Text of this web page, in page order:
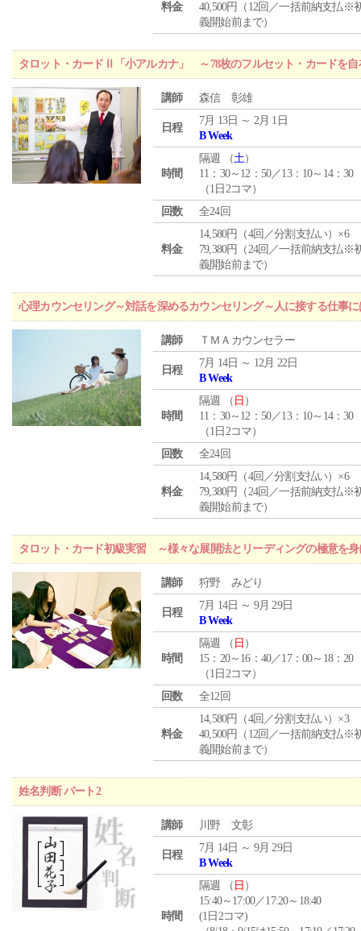
料金
40,500円（12回／一括前納支払※
義開始前まで）
タロット・カードⅡ「小アルカナ」 ～78枚のフルセット・カードを自
講師 森信 彰雄
日程
7月 13日 ～ 2月 1日
B Week
時間
隔週 （土）
11：30～12：50／13：10～14：30
（1日2コマ）
回数
全24回
料金
14,580円（4回／分割支払い）×6
79,380円（24回／一括前納支払※
義開始前まで）
心理カウンセリング～対話を深めるカウンセリング～人に接する仕事
講師 ＴＭＡカウンセラー
日程
7月 14日 ～ 12月 22日
B Week
時間
隔週 （ 日 ）
11：30～12：50／13：10～14：30
（1日2コマ）
回数
全24回
料金
14,580円（4回／分割支払い）×6
79,380円（24回／一括前納支払※
義開始前まで）
タロット・カード初級実習 ～様々な展開法とリーディングの極意を身
講師 狩野 みどり
日程
7月 14日 ～ 9月 29日
B Week
時間
隔週 （ 日 ）
15：20～16：40／17：00～18：20
（1日2コマ）
回数
全12回
料金
14,580円（4回／分割支払い）×3
40,500円（12回／一括前納支払※
義開始前まで）
姓名判断 パート2
講師 川野 文彰
日程
7月 14日 ～ 9月 29日
B Week
時間
隔週 （ 日 ）
15:40～17:00／17:20～18:40
(1日2コマ)